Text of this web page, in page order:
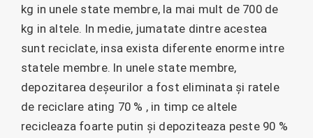
kg in unele state membre, la mai mult de 700 de
kg in altele. In medie, jumatate dintre acestea
sunt reciclate, insa exista diferente enorme intre
statele membre. In unele state membre,
depozitarea deșeurilor a fost eliminata și ratele
de reciclare ating 70 % , in timp ce altele
recicleaza foarte putin și depoziteaza peste 90 %